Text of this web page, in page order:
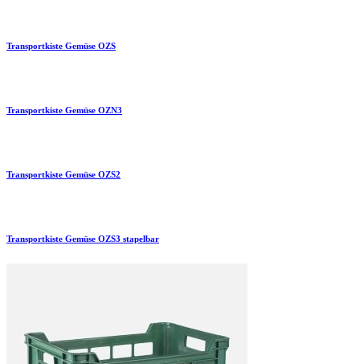
Transportkiste Gemüse OZS
Transportkiste Gemüse OZN3
Transportkiste Gemüse OZS2
Transportkiste Gemüse OZS3 stapelbar